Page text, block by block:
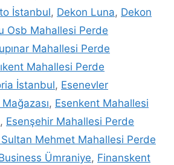
İstanbul, Dekon Luna, Dekon
Osb Mahallesi Perde
Mahallesi Perde
Mahallesi Perde
İstanbul, Esenevler
, Esenkent Mahallesi
, Esenşehir Mahallesi Perde
Mehmet Mahallesi Perde
Ümraniye, Finanskent